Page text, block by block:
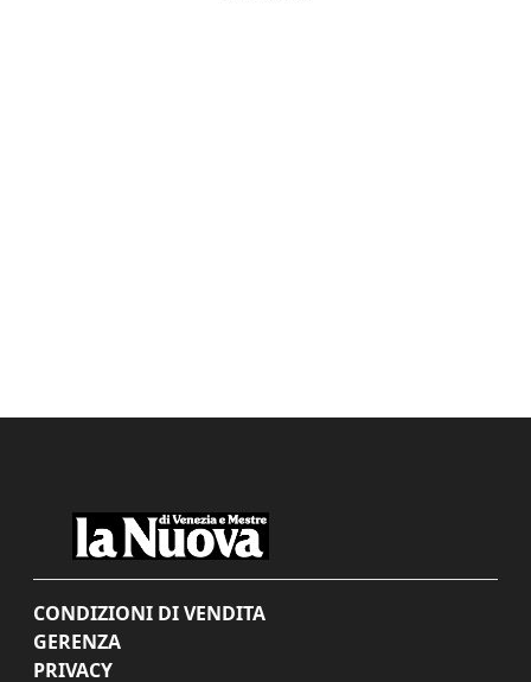
CONDIZIONI DI VENDITA
GERENZA
PRIVACY